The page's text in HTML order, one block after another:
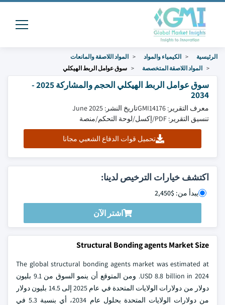
الرئيسية الكيمياء والمواد
المواد اللاصقة والمانعات
المواد اللاصقة المتخصصة
سوق عوامل الربط الهيكلي
سوق عوامل الربط الهيكلي الحجم والمشاركة 2025 -
2034
معرف التقرير: GMI14176
تاريخ النشر: June 2025
تنسيق التقرير: PDF/إكسل/لوحة التحكم/منصة
تحميل قوات الدفاع الشعبي مجانا
اكتشف خيارات الترخيص لدينا:
يبدأ من: $2,450
اشتر الآن
Structural Bonding agents Market Size
The global structural bonding agents market was estimated at
USD 8.8 billion in 2024. ومن المتوقع أن ينمو السوق من 9.1 بليون
دولار من دولارات الولايات المتحدة في عام 2025 إلى 14.5 بليون دولار
من دولارات الولايات المتحدة بحلول عام 2034، أي بنسبة 5.3 في